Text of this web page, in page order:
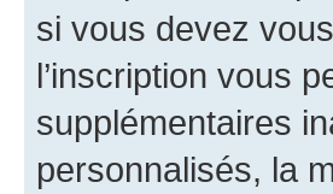
si vous devez
l’inscription vous
supplémentaires
personnalisés, la